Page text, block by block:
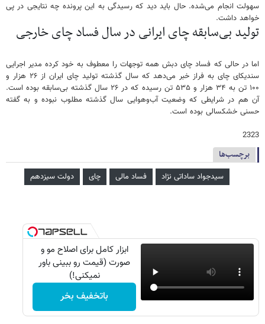
سهولت انجام می‌شده. حال باید دید که رسیدگی به این پرونده چه نتایجی در پی
خواهد داشت.
تولید بی‌سابقه چای ایرانی در سال فساد چای خارجی
اما در حالی که فساد چای دبش همه توجهات را معطوف به خود کرده مدیر اجرایی
سندیکای چای به فراز خبر می‌دهد که سال گذشته تولید چای ایران از ۲۶ هزار و
۱۰۰ تن به ۳۴ هزار و ۵۳۵ تن رسیده که در ۲۶ سال گذشته بی‌سابقه بوده است.
آن هم در شرایطی که وضعیت آب‌وهوایی سال گذشته مطلوب نبوده و به گفته
حسنی خشکسالی بوده است.
2323
برچسب‌ها
سیدجواد ساداتی نژاد فساد مالی چای دولت سیزدهم
ابزار کامل برای اصلاح مو و
صورت (قیمت رو ببینی باور
نمیکنی!)
باتخفیف بخر